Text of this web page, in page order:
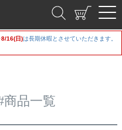
16(日)は長期休暇とさせていただきます。
商品一覧